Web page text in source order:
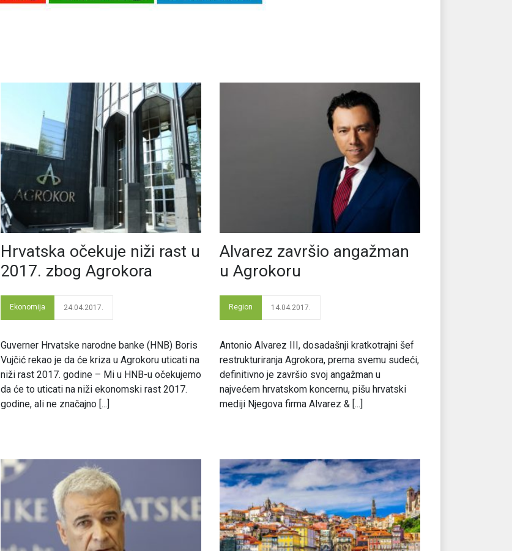
Hrvatska očekuje niži rast u
2017. zbog Agrokora
Ekonomija 24.04.2017.
Guverner Hrvatske narodne banke (HNB) Boris
Vujčić rekao je da će kriza u Agrokoru uticati na
niži rast 2017. godine – Mi u HNB-u očekujemo
da će to uticati na niži ekonomski rast 2017.
godine, ali ne značajno [...]
Alvarez završio angažman
u Agrokoru
Region 14.04.2017.
Antonio Alvarez III, dosadašnji kratkotrajni šef
restrukturiranja Agrokora, prema svemu sudeći,
definitivno je završio svoj angažman u
najvećem hrvatskom koncernu, pišu hrvatski
mediji Njegova firma Alvarez & [...]